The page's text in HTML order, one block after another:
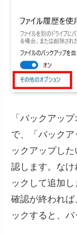
「バックアッ
で、「バック
ックアップし
認します。な
ックして追加し
確認が終われ
ックすると、バ